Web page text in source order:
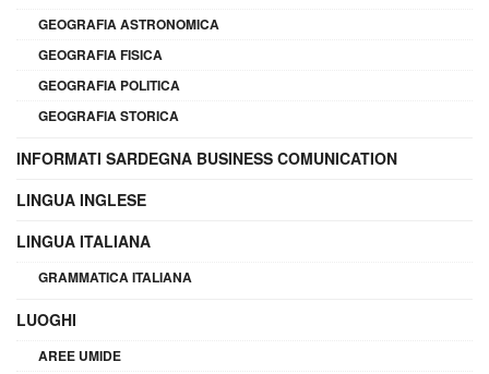
GEOGRAFIA ASTRONOMICA
GEOGRAFIA FISICA
GEOGRAFIA POLITICA
GEOGRAFIA STORICA
INFORMATI SARDEGNA BUSINESS COMUNICATION
LINGUA INGLESE
LINGUA ITALIANA
GRAMMATICA ITALIANA
LUOGHI
AREE UMIDE